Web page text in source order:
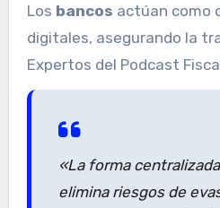
Los bancos actúan como
digitales, asegurando la
Expertos del Podcast
«La forma
elimina riesgos de